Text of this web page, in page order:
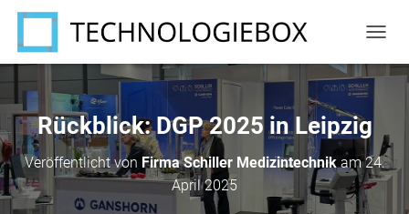
A
V
T
I
O
Rückblick: DGP 2025 in Leipzig
Veröffentlicht von Firma Schiller Medizintechnikam24.
April 2025